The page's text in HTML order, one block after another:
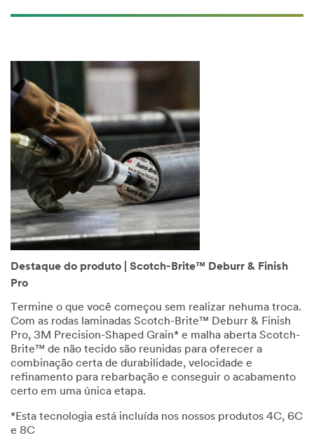
Destaque do produto | Scotch-Brite™ Deburr & Finish
Pro
Termine o que você começou sem realizar nehuma troca.
Com as rodas laminadas Scotch-Brite™ Deburr & Finish
Pro, 3M Precision-Shaped Grain* e malha aberta Scotch-
Brite™ de não tecido são reunidas para oferecer a
combinação certa de durabilidade, velocidade e
refinamento para rebarbação e conseguir o acabamento
certo em uma única etapa.
*Esta tecnologia está incluída nos nossos produtos 4C, 6C
e 8C